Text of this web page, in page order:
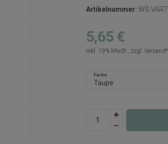
Artikelnummer: WS
5,65 €
inkl. 19% MwSt., zzgl. Versand
Farbe